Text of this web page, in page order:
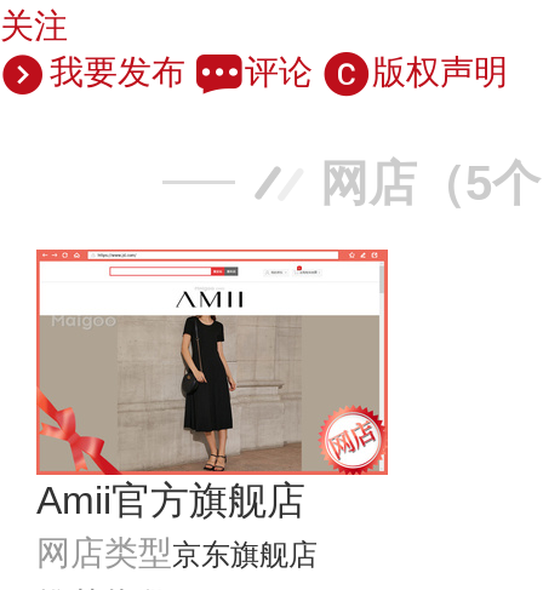
关注
我要发布
评论 版权声明
网店（5
Amii官方旗舰店
网店类型京东旗舰店